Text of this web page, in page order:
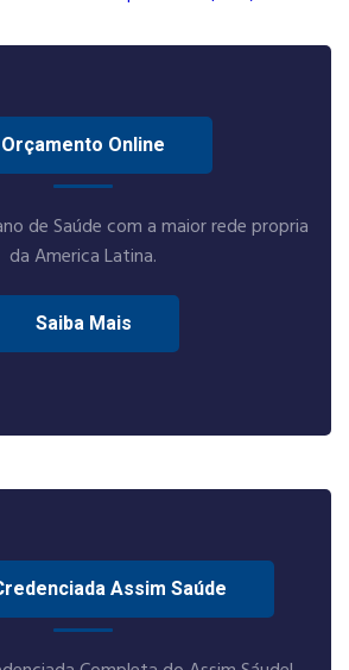
Orçamento Online
de Saúde com a maior rede propria
da America Latina.
Saiba Mais
Assim Saúde